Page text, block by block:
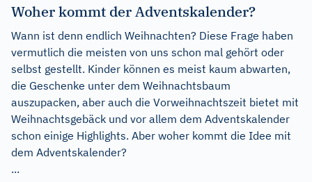
Woher kommt der Adventskalender?
Wann ist denn endlich Weihnachten? Diese Frage haben
vermutlich die meisten von uns schon mal gehört oder
selbst gestellt. Kinder können es meist kaum abwarten,
die Geschenke unter dem Weihnachtsbaum
auszupacken, aber auch die Vorweihnachtszeit bietet mit
Weihnachtsgebäck und vor allem dem Adventskalender
schon einige Highlights. Aber woher kommt die Idee mit
dem Adventskalender?
...